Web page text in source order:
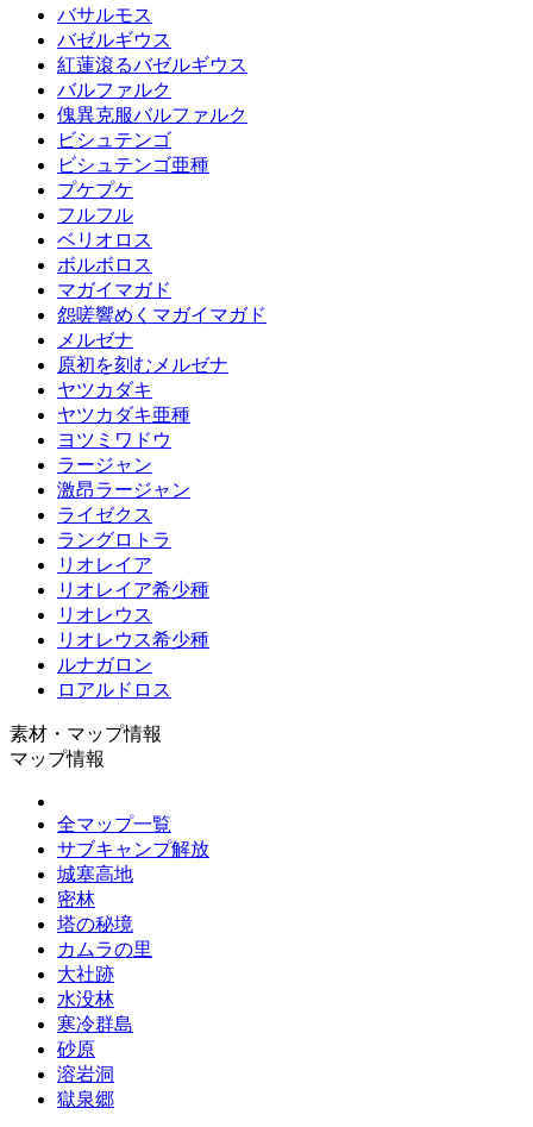
バサルモス
バゼルギウス
紅蓮滾るバゼルギウス
バルファルク
傀異克服バルファルク
ビシュテンゴ
ビシュテンゴ亜種
プケプケ
フルフル
ベリオロス
ボルボロス
マガイマガド
怨嗟響めくマガイマガド
メルゼナ
原初を刻むメルゼナ
ヤツカダキ
ヤツカダキ亜種
ヨツミワドウ
ラージャン
激昂ラージャン
ライゼクス
ラングロトラ
リオレイア
リオレイア希少種
リオレウス
リオレウス希少種
ルナガロン
ロアルドロス
素材・マップ情報
マップ情報
全マップ一覧
サブキャンプ解放
城塞高地
密林
塔の秘境
カムラの里
大社跡
水没林
寒冷群島
砂原
溶岩洞
獄泉郷